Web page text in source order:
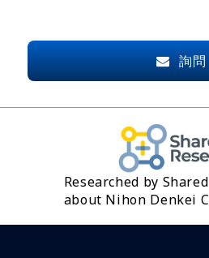
詢問
Researched by
about Nihon Denkei